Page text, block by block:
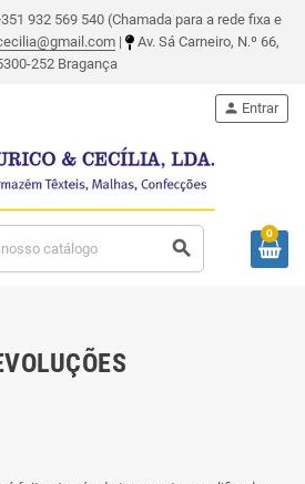
932 569 540 (Chamada para a rede fixa e
|
Av. Sá Carneiro, N.º 66,
252 Bragança
search
person Entrar
0